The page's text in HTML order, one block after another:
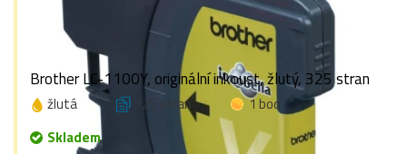
Brother LC-1100Y, originální inkoust, žlutý, 325 stran
žlutá 325 stran
1 bod
Skladem